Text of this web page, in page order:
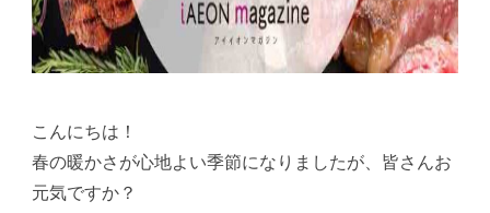
こんにちは！
春の暖かさが心地よい季節になりましたが、皆さんお
元気ですか？